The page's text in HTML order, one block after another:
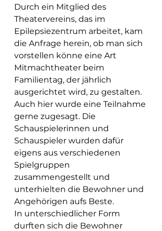
Durch ein Mitglied des
Theatervereins, das im
Epilepsiezentrum arbeitet, kam
die Anfrage herein, ob man sich
vorstellen könne eine Art
Mitmachtheater beim
Familientag, der jährlich
ausgerichtet wird, zu gestalten.
Auch hier wurde eine Teilnahme
gerne zugesagt. Die
Schauspielerinnen und
Schauspieler wurden dafür
eigens aus verschiedenen
Spielgruppen
zusammengestellt und
unterhielten die Bewohner und
Angehörigen aufs Beste.
In unterschiedlicher Form
durften sich die Bewohner